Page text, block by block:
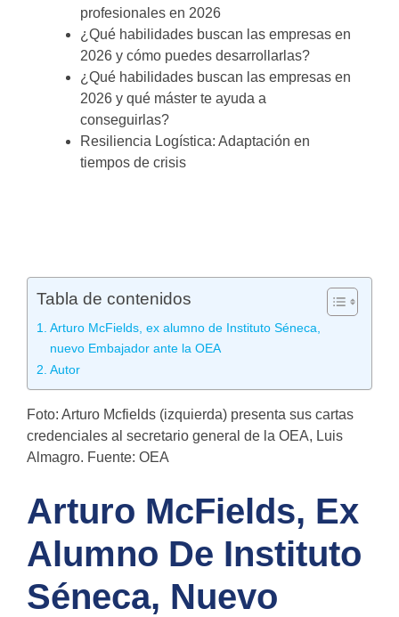
profesionales en 2026
¿Qué habilidades buscan las empresas en
2026 y cómo puedes desarrollarlas?
¿Qué habilidades buscan las empresas en
2026 y qué máster te ayuda a
conseguirlas?
Resiliencia Logística: Adaptación en
tiempos de crisis
Tabla de contenidos
Arturo McFields, ex alumno de Instituto Séneca,
nuevo Embajador ante la OEA
Autor
Foto: Arturo Mcfields (izquierda) presenta sus cartas
credenciales al secretario general de la OEA, Luis
Almagro. Fuente: OEA
Arturo McFields, Ex
Alumno De Instituto
Séneca, Nuevo